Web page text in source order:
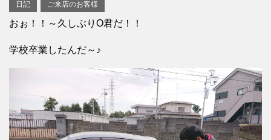
日記 ご来店のお客様
おぉ！！～久しぶりO君だ！！
学校卒業したんだ～♪